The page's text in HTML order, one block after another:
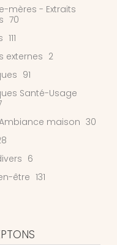
mères - Extraits
70
111
externes 2
91
Santé-Usage
maison 30
6
être 131